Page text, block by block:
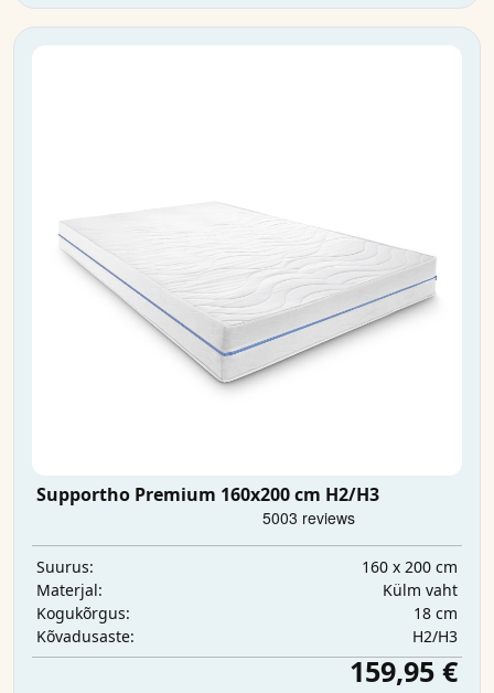
Supportho Premium 160x200 cm H2/H3
Suurus:
160 x 200 cm
Materjal:
Külm vaht
Kogukõrgus:
18 cm
Kõvadusaste:
H2/H3
159,95 €